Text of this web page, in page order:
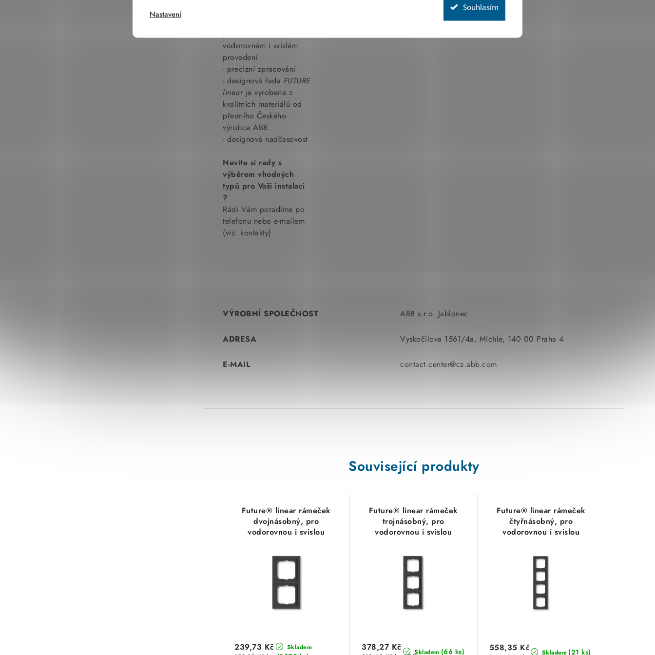
Nastavení
Souhlasím
vodorovném i svislém
provedení
- precizní zpracování
- designová řada FUTURE
linear je vyrobena z
kvalitních materiálů od
předního Českého
výrobce ABB.
- designová nadčasovost
Nevíte si rady s
výběrem vhodných
typů pro Vaši instalaci
?
Rádi Vám poradíme po
telefonu nebo e-mailem
(viz. kontakty)
VÝROBNÍ SPOLEČNOST ABB s.r.o. Jablonec
ADRESA Vyskočilova 1561/4a, Michle, 140 00 Praha 4
E-MAIL contact.center@cz.abb.com
Související produkty
Future® linear rámeček
dvojnásobný, pro
vodorovnou i svislou
2CKA001754A4241
antracitová ABB
Skladem
239,73 Kč
Future® linear rámeček
trojnásobný, pro
vodorovnou i svislou
2CKA001754A4242
antracitová ABB
Skladem (66 ks)
378,27 Kč
Future® linear rámeček
čtyřnásobný, pro
vodorovnou i svislou
2CKA001754A4243
antracitová ABB
Skladem (21 ks)
558,35 Kč